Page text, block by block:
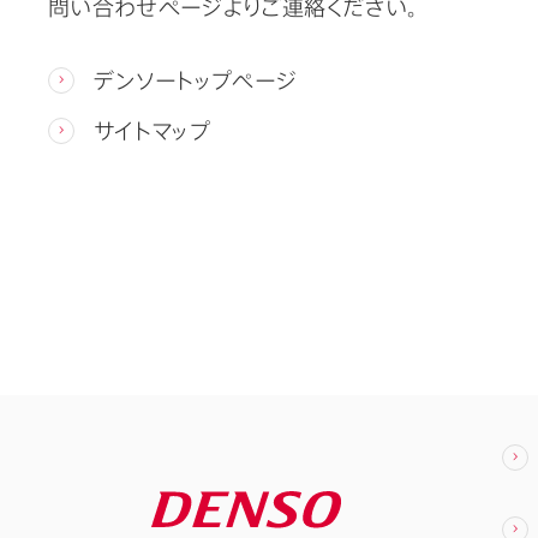
デンソートップページ
サイトマップ